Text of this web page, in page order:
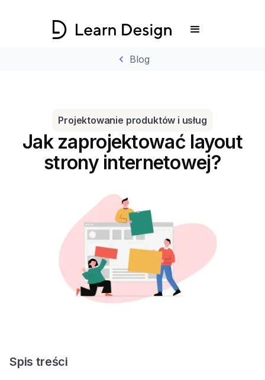
chevron_left Blog
Projektowanie produktów i usług
Jak zaprojektować layout
strony internetowej?
Spis treści